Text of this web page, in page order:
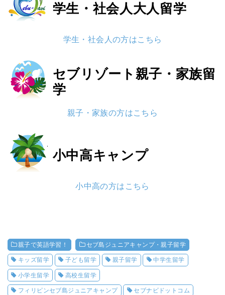
学生・社会人大人留学
学生・社会人の方はこちら
セブリゾート 親子・家族留
学
親子・家族の方はこちら
小中高キャンプ
小中高の方はこちら
親子で英語学習！ セブ島ジュニアキャンプ・親子留学
キッズ留学 子ども留学 親子留学 中学生留学
小学生留学 高校生留学
フィリピンセブ島ジュニアキャンプ セブナビドットコム